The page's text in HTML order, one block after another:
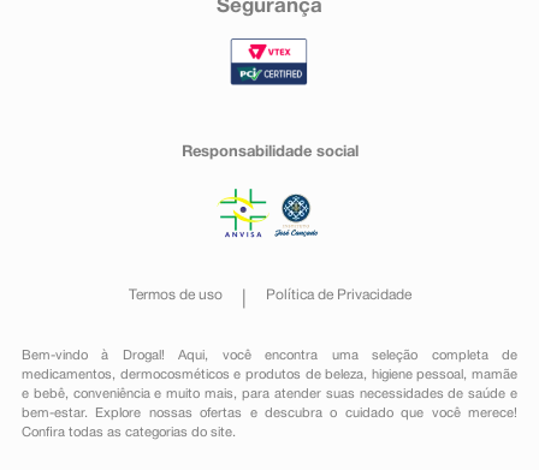
Segurança
Responsabilidade social
Termos de uso Política de Privacidade
Bem-vindo à Drogal! Aqui, você encontra uma seleção completa de
medicamentos , dermocosméticos e produtos de beleza, higiene pessoal ,mamãe
e bebê, conveniênciae muito mais, para atender suas necessidades de saúde e
bem-estar. Explore nossas ofertas e descubra o cuidado que você merece!
Confira todas as categorias do site.